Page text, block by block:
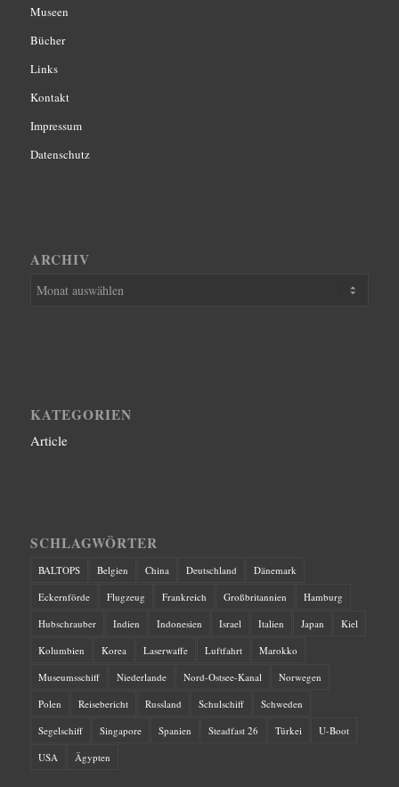
Museen
Bücher
Links
Kontakt
Impressum
Datenschutz
ARCHIV
KATEGORIEN
Article
SCHLAGWÖRTER
BALTOPS Belgien China Deutschland
Dänemark
Eckernförde
Flugzeug Frankreich Großbritannien
Hamburg
Hubschrauber
Indien Indonesien Israel Italien Japan
Kiel
Kolumbien
Korea Laserwaffe Luftfahrt
Marokko
Museumsschiff
Niederlande Nord-Ostsee-Kanal
Norwegen
Polen
Reisebericht Russland Schulschiff
Schweden
Segelschiff
Singapore Spanien Steadfast 26 Türkei
U-Boot
USA
Ägypten